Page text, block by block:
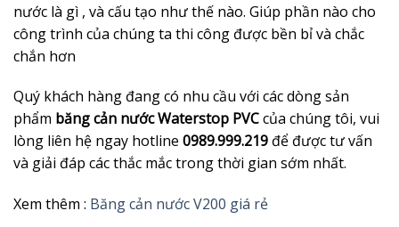
nước là gì , và cấu tạo như thế nào. Giúp phần nào cho
công trình của chúng ta thi công được bền bỉ và chắc
chắn hơn
Quý khách hàng đang có nhu cầu với các dòng sản
phẩm băng cản nước Waterstop PVCcủa chúng tôi, vui
lòng liên hệ ngay hotline 0989.999.219 để được tư vấn
và giải đáp các thắc mắc trong thời gian sớm nhất.
Xem thêm : Băng cản nước V200 giá rẻ